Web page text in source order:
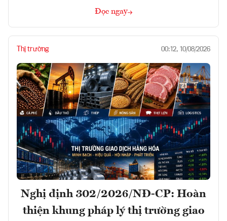
Đọc ngay
Thị trường 00:12, 10/08/2026
Nghị định 302/2026/NĐ-CP: Hoàn
thiện khung pháp lý thị trường giao